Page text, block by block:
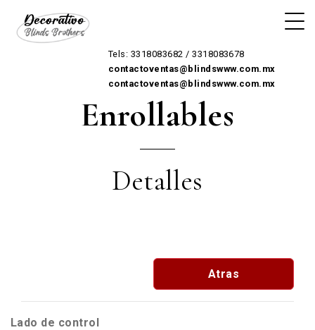
Tels: 3318083682 / 3318083678
contactoventas@blindswww.com.mx
contactoventas@blindswww.com.mx
Enrollables
Detalles
Atras
Lado de control